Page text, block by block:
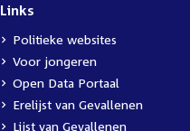
Links
Politieke websites
Voor jongeren
Open Data Portaal
Erelijst van Gevallenen
Lijst van Gevallenen